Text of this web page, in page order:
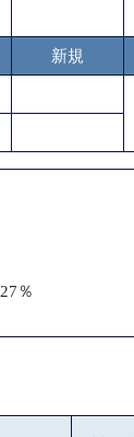
新規
％